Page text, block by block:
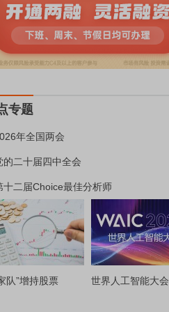
专题
年全国两会
的二十届四中全会
十二届Choice最佳分析师
队”增持股票 世界人工智能大会